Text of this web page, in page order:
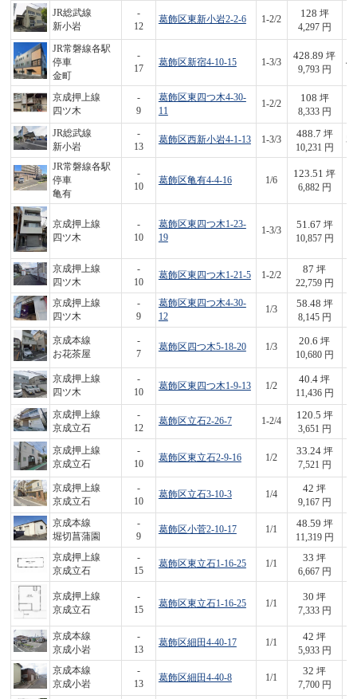
JR総武線
新小岩
-
12
葛飾区東新小岩2-2-6 1-2/2
128 坪
4,297 円
JR常磐線各駅
停車
金町
-
17
葛飾区新宿4-10-15 1-3/3
428.89 坪
9,793 円
京成押上線
四ツ木
-
9
葛飾区東四つ木4-30-
11
1-2/2
108 坪
8,333 円
JR総武線
新小岩
-
13
葛飾区西新小岩4-1-13 1-3/3
488.7 坪
10,231 円
JR常磐線各駅
停車
亀有
-
10
葛飾区亀有4-4-16 1/6
123.51 坪
6,882 円
京成押上線
四ツ木
-
10
葛飾区東四つ木1-23-
19
1-3/3
51.67 坪
10,857 円
京成押上線
四ツ木
-
10
葛飾区東四つ木1-21-5 1-2/2
87 坪
22,759 円
京成押上線
四ツ木
-
9
葛飾区東四つ木4-30-
12
1/3
58.48 坪
8,145 円
京成本線
お花茶屋
-
7
葛飾区四つ木5-18-20 1/3
20.6 坪
10,680 円
京成押上線
四ツ木
-
10
葛飾区東四つ木1-9-13 1/2
40.4 坪
11,436 円
京成押上線
京成立石
-
12
葛飾区立石2-26-7 1-2/4
120.5 坪
3,651 円
京成押上線
京成立石
-
10
葛飾区東立石2-9-16 1/2
33.24坪
7,521 円
京成押上線
京成立石
-
10
葛飾区立石3-10-3 1/4
42 坪
9,167 円
京成本線
堀切菖蒲園
-
9
葛飾区小菅2-10-17 1/1
48.59 坪
11,319 円
京成押上線
京成立石
-
15
葛飾区東立石1-16-25 1/1
33 坪
6,667 円
京成押上線
京成立石
-
15
葛飾区東立石1-16-25 1/1
30 坪
7,333 円
京成本線
京成小岩
-
13
葛飾区細田4-40-17 1/1
42 坪
5,933 円
京成本線
京成小岩
-
13
葛飾区細田4-40-8 1/1
32 坪
7,700 円